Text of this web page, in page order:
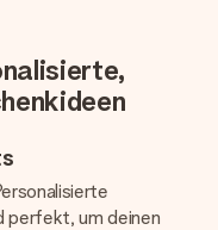
perfekt, um deinen